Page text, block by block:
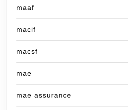
maaf
macif
macsf
mae
mae assurance